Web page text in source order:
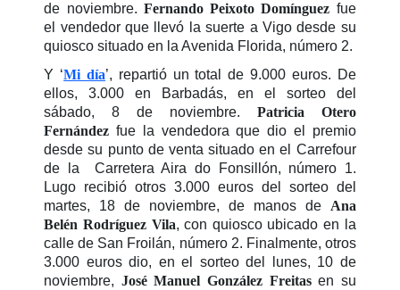
de noviembre. Fernando Peixoto Domínguez fue
el vendedor que llevó la suerte a Vigo desde su
quiosco situado en la Avenida Florida, número 2.
Y ‘Mi día’, repartió un total de 9.000 euros. De
ellos, 3.000 en Barbadás, en el sorteo del
sábado, 8 de noviembre. Patricia Otero
Fernández fue la vendedora que dio el premio
desde su punto de venta situado en el Carrefour
de la Carretera Aira do Fonsillón, número 1.
Lugo recibió otros 3.000 euros del sorteo del
martes, 18 de noviembre, de manos de Ana
Belén Rodríguez Vila, con quiosco ubicado en la
calle de San Froilán, número 2. Finalmente, otros
3.000 euros dio, en el sorteo del lunes, 10 de
noviembre, José Manuel González Freitasen su